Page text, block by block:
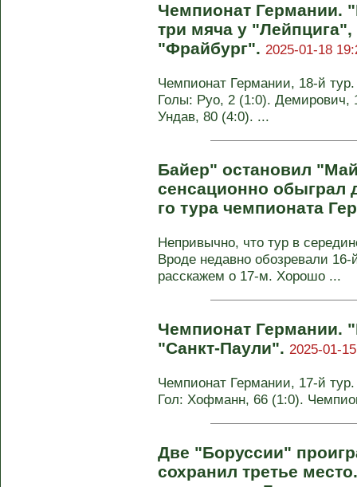
Чемпионат Германии.
три мяча у
"Фрайбург". 2025-01-18
Чемпионат Германии, 18-й
Голы: Руо, 2 (1:0). Демирович,
Ундав, 80 (4:0). ...
Байер" остановил
сенсационно обыграл
го тура чемпионата
Непривычно, что тур в
Вроде недавно обозревали
расскажем о 17-м. Хорошо ...
Чемпионат Германии.
"Санкт-Паули". 2025-01-
Чемпионат Германии, 17-й
Гол: Хофманн, 66 (1:0).
Две "Боруссии"
сохранил третье